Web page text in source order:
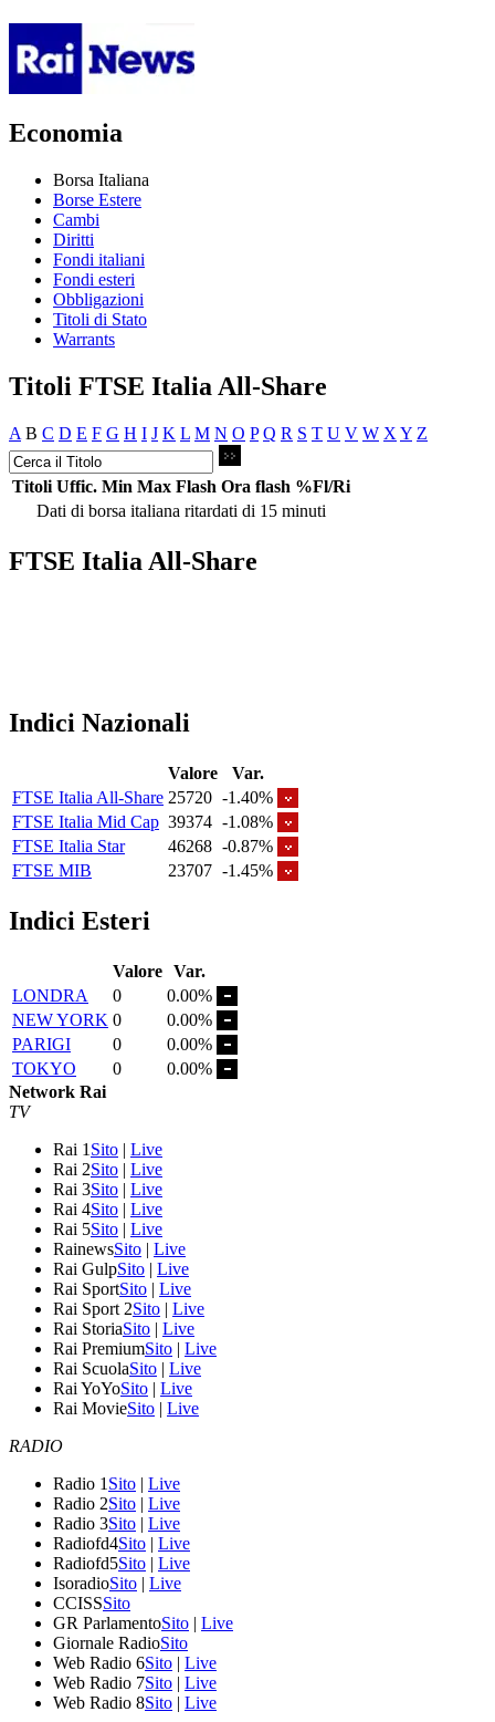
Economia
Borsa Italiana
Borse Estere
Cambi
Diritti
Fondi italiani
Fondi esteri
Obbligazioni
Titoli di Stato
Warrants
Titoli FTSE Italia All-Share
A B C D E F G H I J K L M N O P Q R S T U V W X Y Z
Titoli Uffic. Min Max Flash Ora flash %Fl/Ri
Dati di borsa italiana ritardati di 15 minuti
FTSE Italia All-Share
Indici Nazionali
Valore
Var.
FTSE Italia All-Share 25720 -1.40%
FTSE Italia Mid Cap 39374 -1.08%
FTSE Italia Star
46268 -0.87%
FTSE MIB
23707 -1.45%
Indici Esteri
Valore Var.
LONDRA
0
0.00%
NEW YORK 0
0.00%
PARIGI
0
0.00%
TOKYO
0
0.00%
Network Rai
TV
Rai 1 Sito | Live
Rai 2Sito | Live
Rai 3Sito | Live
Rai 4Sito | Live
Rai 5Sito | Live
RainewsSito | Live
Rai GulpSito | Live
Rai SportSito | Live
Rai Sport 2Sito | Live
Rai StoriaSito | Live
Rai PremiumSito | Live
Rai ScuolaSito | Live
Rai YoYoSito | Live
Rai MovieSito | Live
RADIO
Radio 1 Sito | Live
Radio 2Sito | Live
Radio 3Sito | Live
Radiofd4Sito | Live
Radiofd5Sito | Live
IsoradioSito | Live
CCISSSito
GR ParlamentoSito | Live
Giornale RadioSito
Web Radio 6Sito | Live
Web Radio 7Sito | Live
Web Radio 8Sito | Live